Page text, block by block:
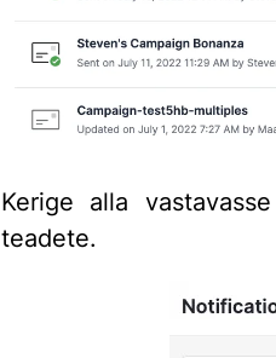
Kerige alla
teadete.